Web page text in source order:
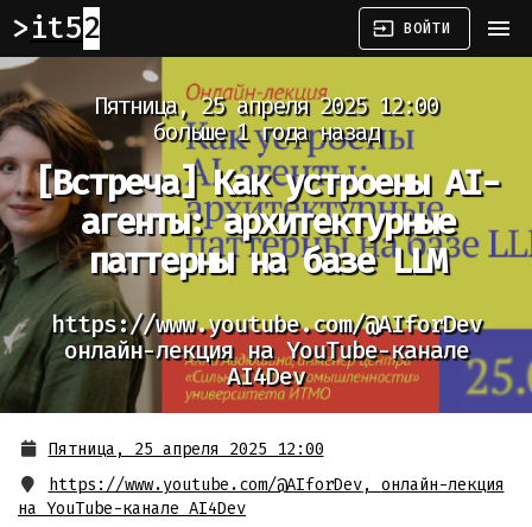
it52 input ВОЙТИ menu
Пятница, 25 апреля 2025 12:00
больше 1 года назад
[Встреча] Как устроены AI-
агенты: архитектурные
паттерны на базе LLM
https://www.youtube.com/@AIforDev
онлайн-лекция на YouTube-канале
AI4Dev
Пятница, 25 апреля 2025 12:00
https://www.youtube.com/@AIforDev, онлайн-лекция
на YouTube-канале AI4Dev